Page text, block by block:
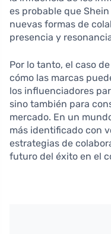
es probable que
nuevas formas de
presencia y
Por lo tanto, el caso
cómo las marcas
los influenciadores
sino también para
mercado. En un
más identificado con
estrategias de
futuro del éxito en el